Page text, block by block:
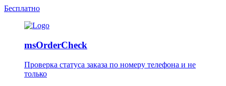
Бесплатно
msOrderCheck
Проверка статуса заказа по номеру телефона и не
только